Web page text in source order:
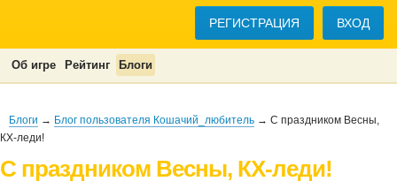
РЕГИСТРАЦИЯ ВХОД
Об игре Рейтинг Блоги
Блоги → Блог пользователя Кошачий_любитель → С праздником Весны,
КХ-леди!
С праздником Весны, КХ-леди!